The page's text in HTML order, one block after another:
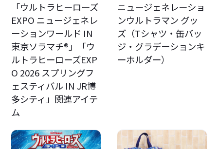
「ウルトラヒーローズ
EXPO ニュージェネレ
ーションワールド IN
東京ソラマチ®」「ウ
ルトラヒーローズEXP
O 2026 スプリングフ
ェスティバル IN JR博
多シティ」関連アイテ
ム
ニュージェネレーショ
ンウルトラマン グッ
ズ（Tシャツ・缶バッ
ジ・グラデーションキ
ーホルダー）